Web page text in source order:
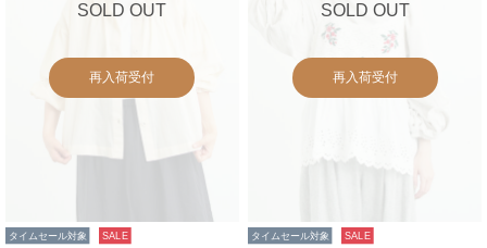
SOLD OUT
再入荷受付
タイムセール対象 SALE
SOLD OUT
再入荷受付
タイムセール対象 SALE